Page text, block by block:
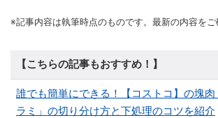
※記事内容は執筆時点のものです。最新の内容をご
【こちらの記事もおすすめ！】
誰でも簡単にできる！【コストコ】の塊肉
ラミ」の切り分け方と下処理のコツを紹介